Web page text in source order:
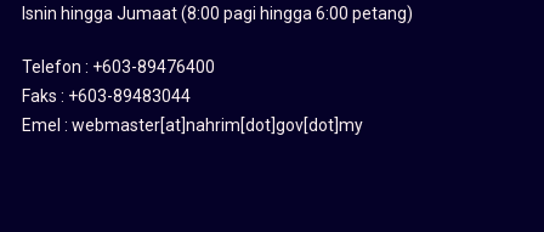
Isnin hingga Jumaat (8:00 pagi hingga 6:00 petang)
Telefon : +603-89476400
Faks : +603-89483044
Emel : webmaster[at]nahrim[dot]gov[dot]my